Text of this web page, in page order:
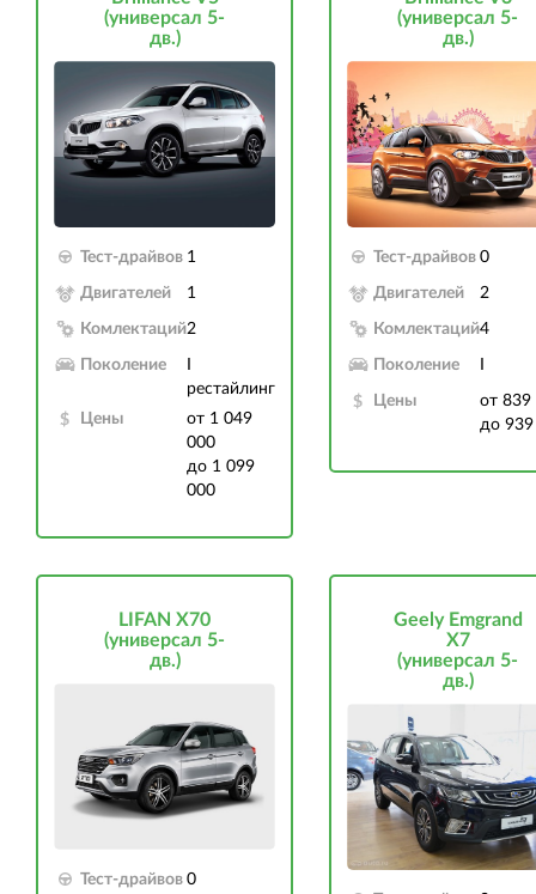
(универсал 5-
дв.)
Тест-драйвов 1
Двигателей 1
Комлектаций2
Поколение
рестайлинг
Цены
от 1 049
000
до 1 099
000
(универсал 5-
дв.)
Тест-драйвов 0
Двигателей 2
Комлектаций4
Поколение
Цены
от 839
до
LIFAN X70
(универсал 5-
дв.)
Тест-драйвов 0
Geely Emgrand
X7
(универсал 5-
дв.)